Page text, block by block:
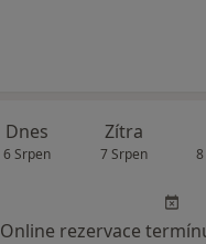
Dnes
6 Srpen
Zítra
7 Srpen
Online rezervace